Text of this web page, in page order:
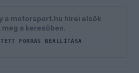
a motorsport.hu hírei elsők
a keresőben.
FORRÁS BEÁLLÍTÁSA